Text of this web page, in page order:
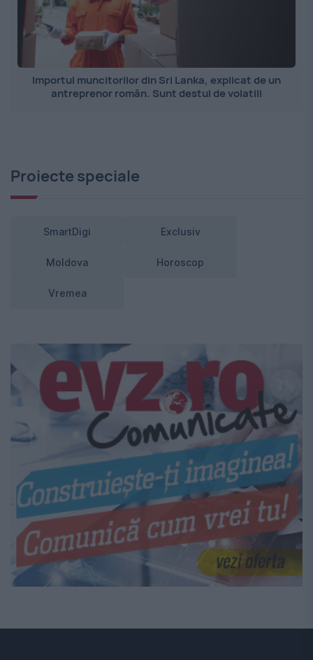
Importul muncitorilor din Sri Lanka, explicat de un
antreprenor român. Sunt destul de volatili
Proiecte speciale
SmartDigi Exclusiv
Moldova Horoscop
Vremea